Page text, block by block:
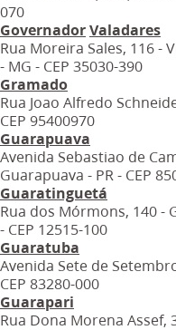
070
GovernadorValadares
Rua Moreira Sales, 116 -
- MG - CEP 35030-390
Gramado
Rua Joao Alfredo
CEP 95400970
Guarapuava
Avenida Sebastiao de
Guarapuava - PR - CEP
Guaratinguetá
Rua dos Mórmons, 140 -
- CEP 12515-100
Guaratuba
Avenida Sete de
CEP 83280-000
Guarapari
Rua Dona Morena Assef,